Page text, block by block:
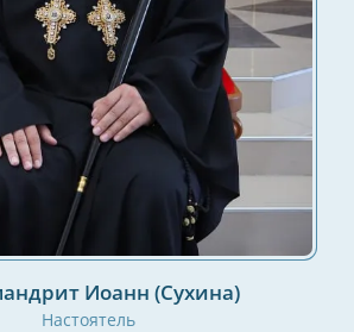
Иоанн (Сухина)
Настоятель